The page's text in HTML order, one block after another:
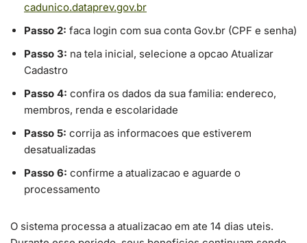
cadunico.dataprev.gov.br
Passo 2: faca login com sua conta Gov.br (CPF e senha)
Passo 3: na tela inicial, selecione a opcao Atualizar
Cadastro
Passo 4: confira os dados da sua familia: endereco,
membros, renda e escolaridade
Passo 5: corrija as informacoes que estiverem
desatualizadas
Passo 6: confirme a atualizacao e aguarde o
processamento
O sistema processa a atualizacao em ate 14 dias uteis.